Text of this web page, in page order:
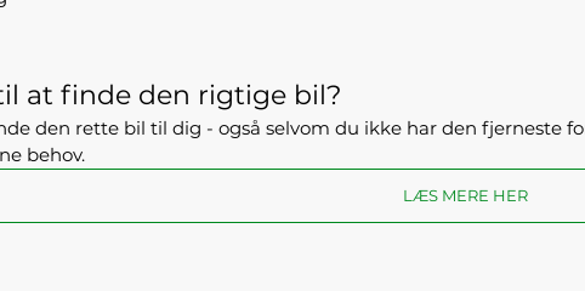
at finde den rigtige bil?
den rette bil til dig - også selvom du ikke har den fjerneste
behov.
LÆS MERE HER